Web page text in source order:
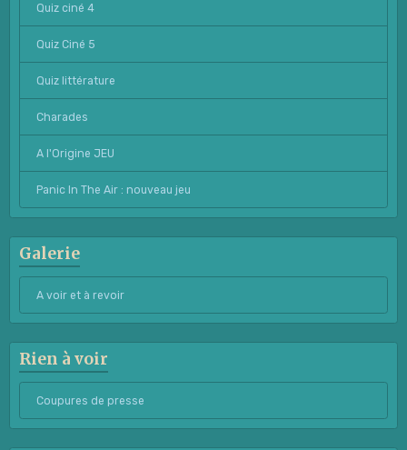
Quiz ciné 4
Quiz Ciné 5
Quiz littérature
Charades
A l'Origine JEU
Panic In The Air : nouveau jeu
Galerie
A voir et à revoir
Rien à voir
Coupures de presse